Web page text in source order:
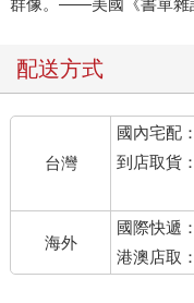
群像。——美國《書單雜
配送方式
台灣
國內宅配
到店取貨：
海外
國際快遞
港澳店取：